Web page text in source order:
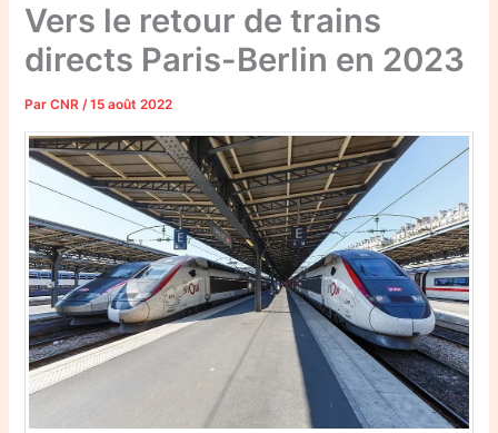
Vers le retour de trains
directs Paris-Berlin en 2023
ParCNR/15 août 2022